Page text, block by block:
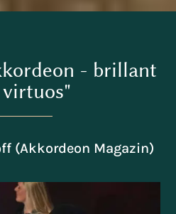
- brillant
(Akkordeon Magazin)